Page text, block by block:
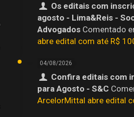
Os editais com
agosto - Lima&Reis -
AdvogadosComentado
abre edital com até R$
04/08/2026
Confira editais com
para Agosto - S&C
ArcelorMittal abre edital